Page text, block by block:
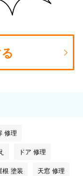
修理
ドア 修理
根 塗装 天窓 修理